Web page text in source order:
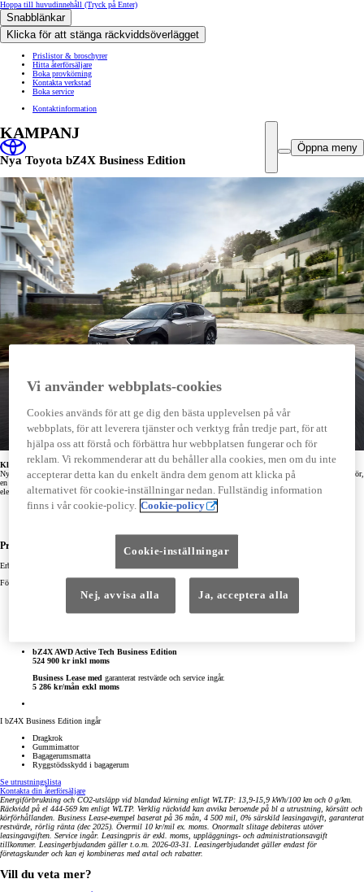
Hoppa till huvudinnehåll (Tryck på Enter)
Snabblänkar
Klicka för att stänga räckviddsöverlägget
Prislistor & broschyrer
Hitta återförsäljare
Boka provkörning
Kontakta verkstad
Boka service
Kontaktinformation
Öppna meny
KAMPANJ
Nya Toyota bZ4X Business Edition
Klar för beställning!
Nya Toyota bZ4X är en kraftfull och helt elektrisk SUV med prestanda som ger dig frihet. Med rymlig interiör,
en imponerande fyrhjulsdrift (X-Mode) och fullspäckad med teknik är den det perfekta valet att köra helt
elektriskt.
Dragvikt upp till 1500 kg (AWD)
Prisexempel för Business Edition
Erbjudandet gäller till och med den 31 mars 2026.
Förmånsvärde från 2 326 kr/mån (vid 50% marginalskatt).
bZ4X Active Tech Business Edition
bZ4X AWD Active Tech Business Edition
524 900 kr inkl moms
Business Lease med garanterat restvärde och service ingår.
5 286 kr/mån exkl moms
I bZ4X Business Edition ingår
Dragkrok
Gummimattor
Bagagerumsmatta
Ryggstödsskydd i bagagerum
Se utrustningslista
Kontakta din återförsäljare
Energiförbrukning och CO2-utsläpp vid blandad körning enligt WLTP: 13,9-15,9 kWh/100 km och 0 g/km.
Räckvidd på el 444-569 km enligt WLTP. Verklig räckvidd kan avvika beroende på bl a utrustning, körsätt och
körförhållanden. Business Lease-exempel baserat på 36 mån, 4 500 mil, 0% särskild leasingavgift, garanterat
restvärde, rörlig ränta (dec 2025). Övermil 10 kr/mil ex. moms. Onormalt slitage debiteras utöver
leasingavgiften. Service ingår. Leasingpris är exkl. moms, uppläggnings- och administrationsavgift
tillkommer. Leasingerbjudanden gäller t.o.m. 2026-03-31. Leasingerbjudandet gäller endast för
företagskunder och kan ej kombineras med avtal och rabatter.
Vill du veta mer?
Vi använder webbplats-cookies
Cookies används för att ge dig den bästa upplevelsen på vår
webbplats, för att leverera tjänster och verktyg från tredje part, för att
hjälpa oss att förstå och förbättra hur webbplatsen fungerar och för
reklam. Vi rekommenderar att du behåller alla cookies, men om du inte
accepterar detta kan du enkelt ändra dem genom att klicka på
alternativet för cookie-inställningar nedan. Fullständig information
finns i vår cookie-policy. Cookie-policy
Cookie-inställningar
Nej, avvisa alla Ja, acceptera alla